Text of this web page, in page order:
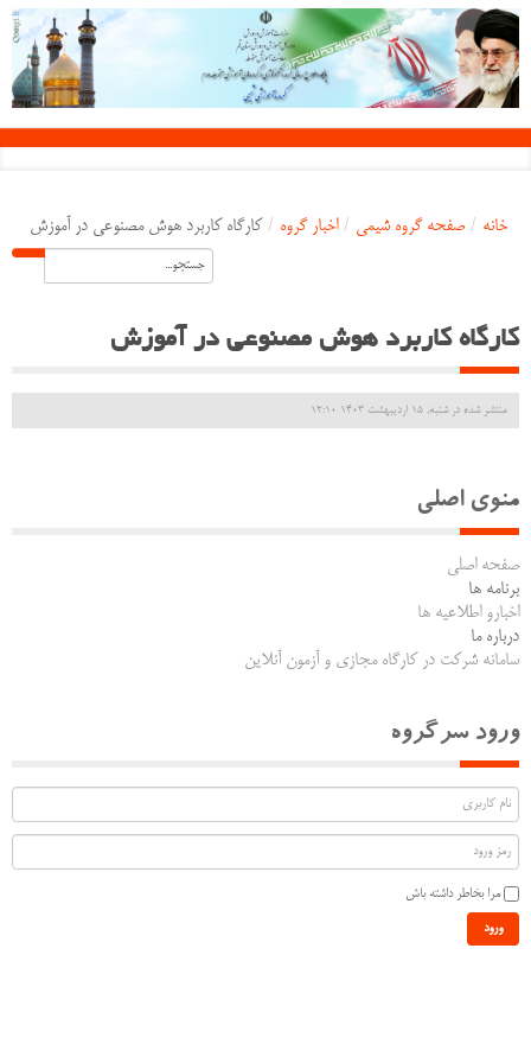
خانه / صفحه گروه شیمی / اخبار گروه / کارگاه کاربرد هوش مصنوعی در آموزش
کارگاه کاربرد هوش مصنوعی در آموزش
منتشر شده در شنبه, 15 ارديبهشت 1403 12:10
منوی اصلی
صفحه اصلی
برنامه ها
اخبارو اطلاعیه ها
درباره ما
سامانه شرکت در کارگاه مجازی و آزمون آنلاین
ورود سرگروه
مرا بخاطر داشته باش
ورود